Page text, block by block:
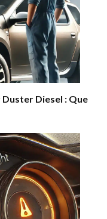
Diesel : Que